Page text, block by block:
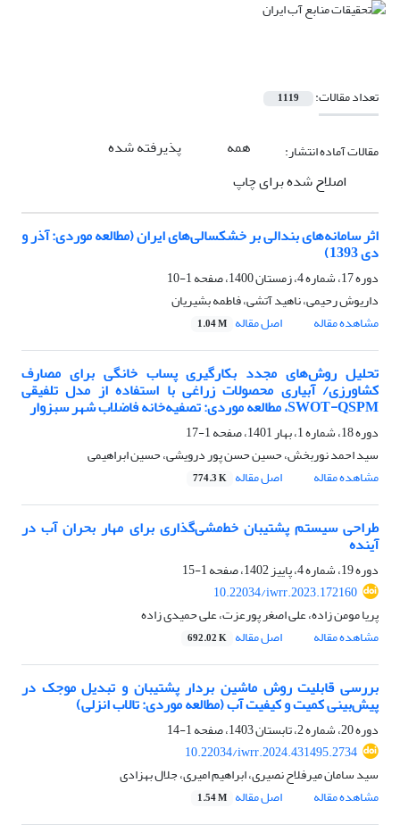
تعداد مقالات: 1119
مقالات آماده انتشار: همه
پذیرفته شده
اصلاح شده برای چاپ
اثر سامانه‌های بندالی بر خشکسالی‌های ایران (مطالعه موردی: آذر و
دی 1393)
دوره 17، شماره 4، زمستان 1400، صفحه
1-10
داریوش رحیمی، ناهید آتشی، فاطمه بشیریان
مشاهده مقاله
اصل مقاله 1.04 M
تحلیل روش‌های مجدد بکارگیری پساب خانگی برای مصارف
کشاورزی/ آبیاری محصولات زراغی با استفاده از مدل تلفیقی
SWOT-QSPM، مطالعه موردی: تصفیه‌خانه فاضلاب شهر سبزوار
دوره 18، شماره 1، بهار 1401، صفحه
1-17
سید احمد نوربخش، حسین حسن پور درویشی، حسین ابراهیمی
مشاهده مقاله
اصل مقاله 774.3 K
طراحی سیستم پشتیبان خط‌مشی‌گذاری برای مهار بحران آب در
آینده
دوره 19، شماره 4، پاییز 1402، صفحه
1-15
10.22034/iwrr.2023.172160
پریا مومن زاده، علی اصغر پورعزت، علی حمیدی زاده
مشاهده مقاله
اصل مقاله 692.02 K
بررسی قابلیت روش ماشین بردار پشتیبان و تبدیل موجک در
پیش‌بینی کمیت و کیفیت آب (مطالعه موردی: تالاب انزلی)
دوره 20، شماره 2، تابستان 1403، صفحه
1-14
10.22034/iwrr.2024.431495.2734
سید سامان میرفلاح نصیری، ابراهیم امیری، جلال بهزادی
مشاهده مقاله
اصل مقاله 1.54 M